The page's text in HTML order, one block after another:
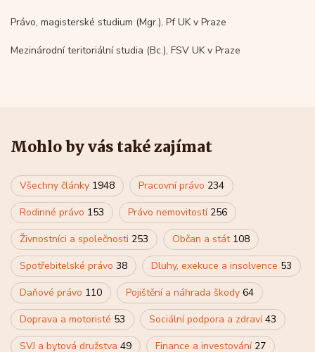
Právo, magisterské studium (Mgr.), Pf UK v Praze
Mezinárodní teritoriální studia (Bc.), FSV UK v Praze
Mohlo by vás také zajímat
Všechny články 1948 Pracovní právo 234
Rodinné právo 153 Právo nemovitostí 256
Živnostníci a společnosti 253 Občan a stát 108
Spotřebitelské právo 38 Dluhy, exekuce a insolvence 53
Daňové právo 110 Pojištění a náhrada škody 64
Doprava a motoristé 53 Sociální podpora a zdraví43
SVJ a bytová družstva 49 Finance a investování 27